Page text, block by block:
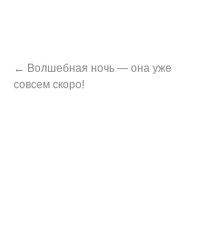
← Волшебная ночь — она уже
совсем скоро!